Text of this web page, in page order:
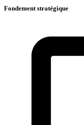
Fondement stratégique